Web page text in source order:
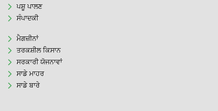
ਪਸ਼ੂ ਪਾਲਣ
ਸੰਪਾਦਕੀ
ਮੈਗਜ਼ੀਨਾਂ
ਤਰਕਸ਼ੀਲ ਕਿਸਾਨ
ਸਰਕਾਰੀ ਯੋਜਨਾਵਾਂ
ਸਾਡੇ ਮਾਹਰ
ਸਾਡੇ ਬਾਰੇ